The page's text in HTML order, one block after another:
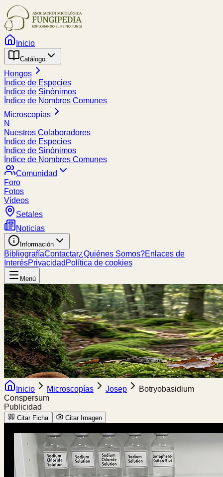
Inicio
Catálogo
Hongos
Índice de Especies
Índice de Sinónimos
Índice de Nombres Comunes
Microscopías
N
Nuestros Colaboradores
Índice de Especies
Índice de Sinónimos
Índice de Nombres Comunes
Comunidad
Foro
Fotos
Vídeos
Setales
Noticias
Información
BibliografíaContactar¿Quiénes Somos?Enlaces de
InterésPrivacidad Política de cookies
Menú
Inicio Microscopías Josep
Botryobasidium
Conspersum
Publicidad
Citar Ficha Citar Imagen